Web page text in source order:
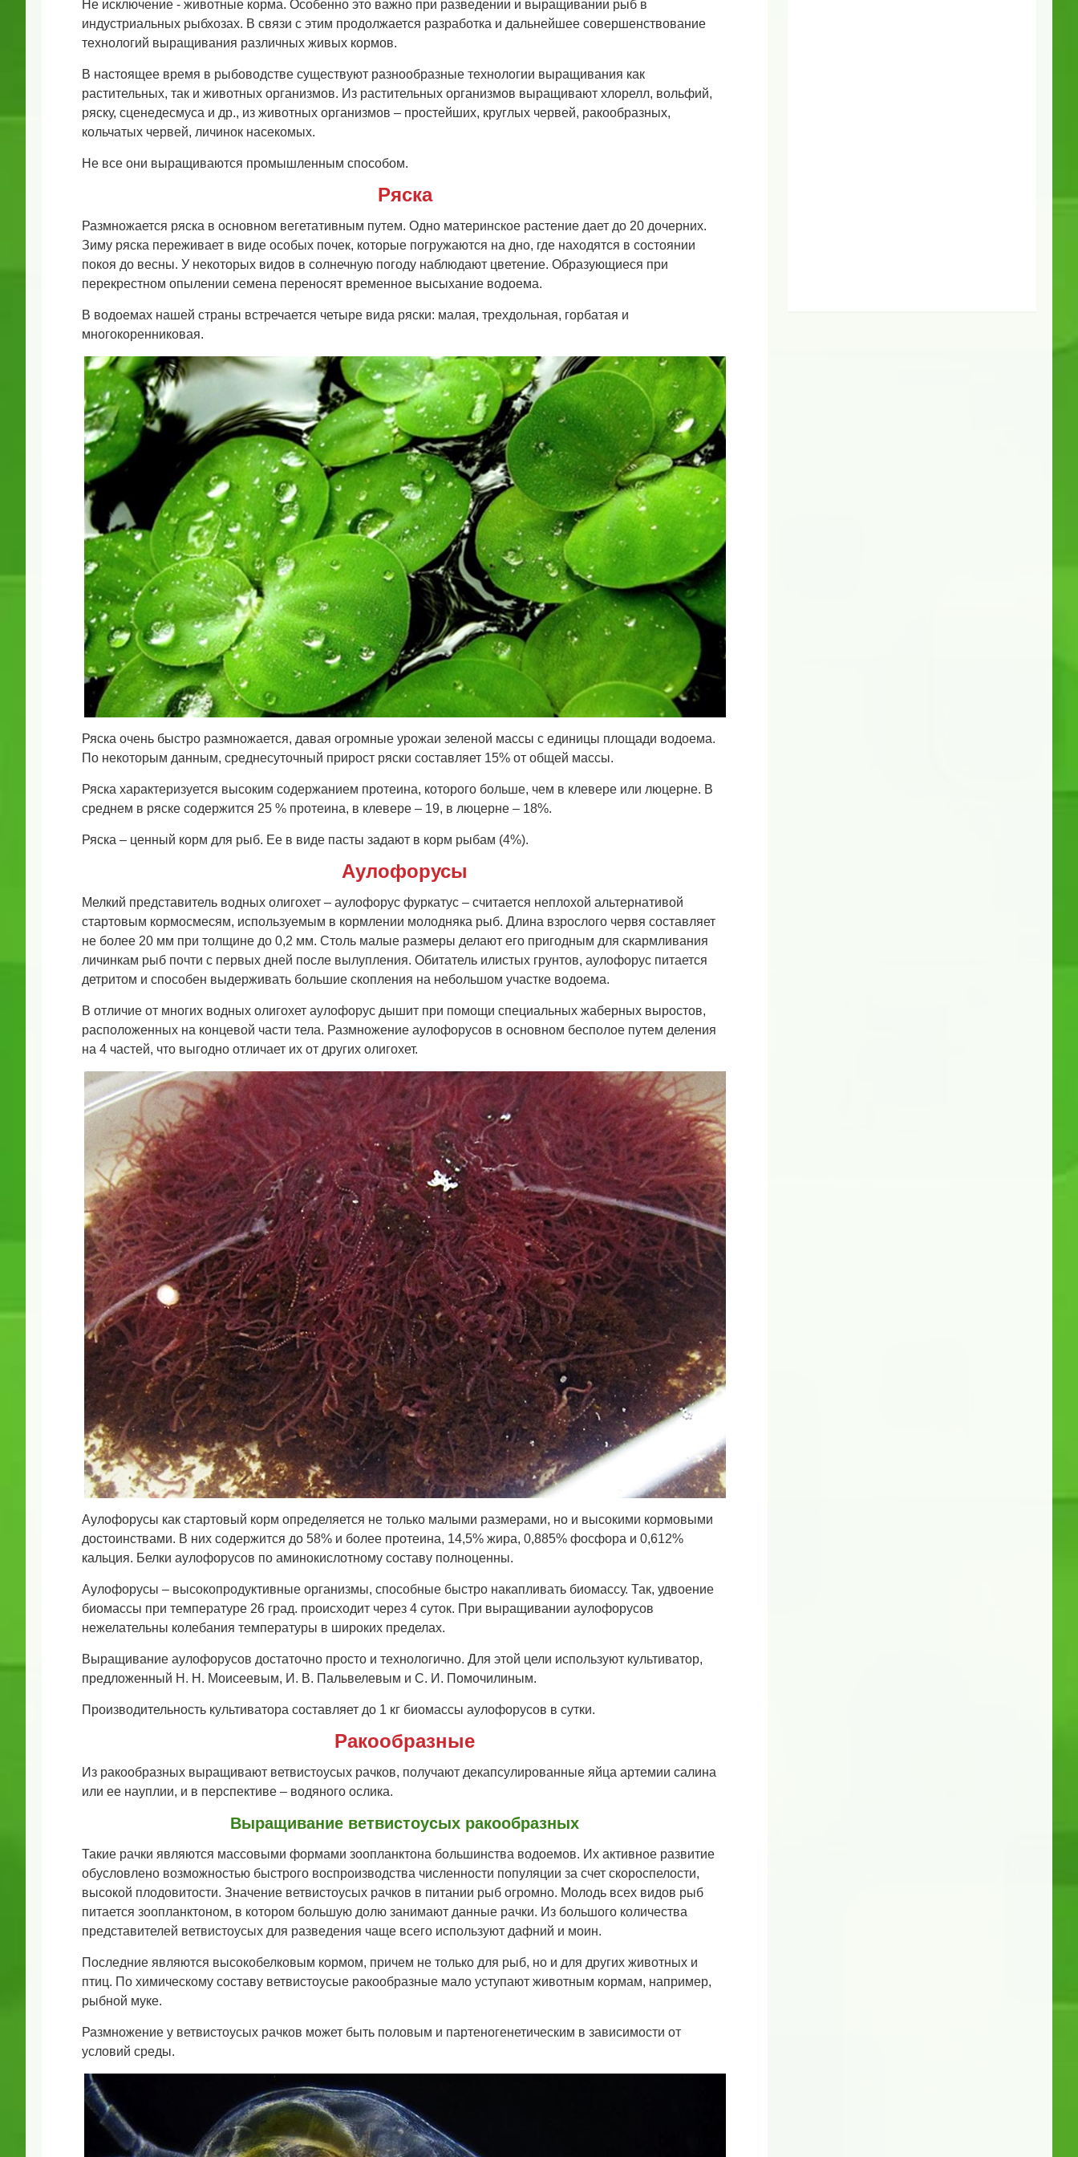
Не исключение - животные корма. Особенно это важно при разведении и выращивании рыб в
индустриальных рыбхозах. В связи с этим продолжается разработка и дальнейшее совершенствование
технологий выращивания различных живых кормов.
В настоящее время в рыбоводстве существуют разнообразные технологии выращивания как
растительных, так и животных организмов. Из растительных организмов выращивают хлорелл, вольфий,
ряску, сценедесмуса и др., из животных организмов – простейших, круглых червей, ракообразных,
кольчатых червей, личинок насекомых.
Не все они выращиваются промышленным способом.
Ряска
Размножается ряска в основном вегетативным путем. Одно материнское растение дает до 20 дочерних.
Зиму ряска переживает в виде особых почек, которые погружаются на дно, где находятся в состоянии
покоя до весны. У некоторых видов в солнечную погоду наблюдают цветение. Образующиеся при
перекрестном опылении семена переносят временное высыхание водоема.
В водоемах нашей страны встречается четыре вида ряски: малая, трехдольная, горбатая и
многокоренниковая.
Ряска очень быстро размножается, давая огромные урожаи зеленой массы с единицы площади водоема.
По некоторым данным, среднесуточный прирост ряски составляет 15% от общей массы.
Ряска характеризуется высоким содержанием протеина, которого больше, чем в клевере или люцерне. В
среднем в ряске содержится 25 % протеина, в клевере – 19, в люцерне – 18%.
Ряска – ценный корм для рыб. Ее в виде пасты задают в корм рыбам (4%).
Аулофорусы
Мелкий представитель водных олигохет – аулофорус фуркатус – считается неплохой альтернативой
стартовым кормосмесям, используемым в кормлении молодняка рыб. Длина взрослого червя составляет
не более 20 мм при толщине до 0,2 мм. Столь малые размеры делают его пригодным для скармливания
личинкам рыб почти с первых дней после вылупления. Обитатель илистых грунтов, аулофорус питается
детритом и способен выдерживать большие скопления на небольшом участке водоема.
В отличие от многих водных олигохет аулофорус дышит при помощи специальных жаберных выростов,
расположенных на концевой части тела. Размножение аулофорусов в основном бесполое путем деления
на 4 частей, что выгодно отличает их от других олигохет.
Аулофорусы как стартовый корм определяется не только малыми размерами, но и высокими кормовыми
достоинствами. В них содержится до 58% и более протеина, 14,5% жира, 0,885% фосфора и 0,612%
кальция. Белки аулофорусов по аминокислотному составу полноценны.
Аулофорусы – высокопродуктивные организмы, способные быстро накапливать биомассу. Так, удвоение
биомассы при температуре 26 град. происходит через 4 суток. При выращивании аулофорусов
нежелательны колебания температуры в широких пределах.
Выращивание аулофорусов достаточно просто и технологично. Для этой цели используют культиватор,
предложенный Н. Н. Моисеевым, И. В. Пальвелевым и С. И. Помочилиным.
Производительность культиватора составляет до 1 кг биомассы аулофорусов в сутки.
Ракообразные
Из ракообразных выращивают ветвистоусых рачков, получают декапсулированные яйца артемии салина
или ее науплии, и в перспективе – водяного ослика.
Выращивание ветвистоусых ракообразных
Такие рачки являются массовыми формами зоопланктона большинства водоемов. Их активное развитие
обусловлено возможностью быстрого воспроизводства численности популяции за счет скороспелости,
высокой плодовитости. Значение ветвистоусых рачков в питании рыб огромно. Молодь всех видов рыб
питается зоопланктоном, в котором большую долю занимают данные рачки. Из большого количества
представителей ветвистоусых для разведения чаще всего используют дафний и моин.
Последние являются высокобелковым кормом, причем не только для рыб, но и для других животных и
птиц. По химическому составу ветвистоусые ракообразные мало уступают животным кормам, например,
рыбной муке.
Размножение у ветвистоусых рачков может быть половым и партеногенетическим в зависимости от
условий среды.